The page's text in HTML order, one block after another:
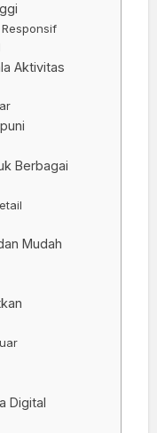
Aktivitas
Berbagai
Mudah
Digital